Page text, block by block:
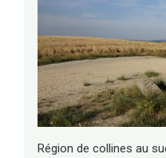
Région de collines au